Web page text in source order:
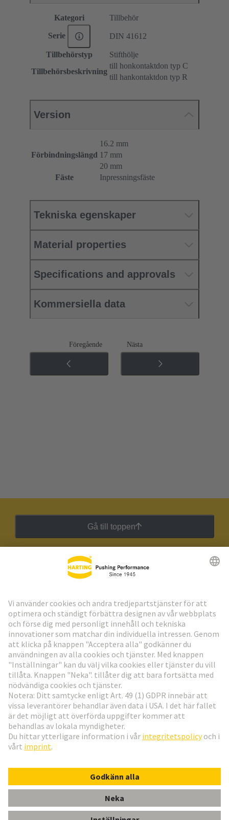
Kategori Tillbehör
Serie DIN 41612
Tillbehörstyp
Stifthölje
Tillbehörsbeskrivning
till honkontaktdon typ C
till hankontaktdon typ R
Version
Förbindningslängd
16.2 mm
17 mm
20 mm
Fäste
Inpressningsfäste
Tekniska egenskaper
Material properties
Specifications and approvals
Kommersiella data
Föregående Nästa
Gå till toppen
HARTING:s nyhetsbrev
Gå till registrering
Social Media
Sverige
© Teknologi-koncernen HARTING
ImprintIntegritetspolicy